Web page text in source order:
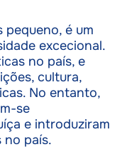
pequeno, é um
excecional.
no país, e
cultura,
No entanto,
se
e introduziram
no país.